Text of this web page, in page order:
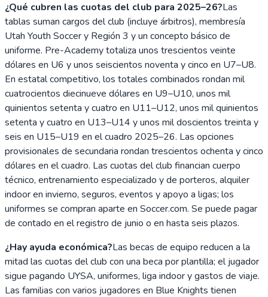
¿Qué cubren las cuotas del club para 2025–26?Las
tablas suman cargos del club (incluye árbitros), membresía
Utah Youth Soccer y Región 3 y un concepto básico de
uniforme. Pre-Academy totaliza unos trescientos veinte
dólares en U6 y unos seiscientos noventa y cinco en U7–U8.
En estatal competitivo, los totales combinados rondan mil
cuatrocientos diecinueve dólares en U9–U10, unos mil
quinientos setenta y cuatro en U11–U12, unos mil quinientos
setenta y cuatro en U13–U14 y unos mil doscientos treinta y
seis en U15–U19 en el cuadro 2025–26. Las opciones
provisionales de secundaria rondan trescientos ochenta y cinco
dólares en el cuadro. Las cuotas del club financian cuerpo
técnico, entrenamiento especializado y de porteros, alquiler
indoor en invierno, seguros, eventos y apoyo a ligas; los
uniformes se compran aparte en Soccer.com. Se puede pagar
de contado en el registro de junio o en hasta seis plazos.
¿Hay ayuda económica?Las becas de equipo reducen a la
mitad las cuotas del club con una beca por plantilla; el jugador
sigue pagando UYSA, uniformes, liga indoor y gastos de viaje.
Las familias con varios jugadores en Blue Knights tienen